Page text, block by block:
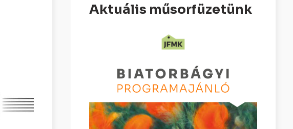
Aktuális műsorfüzetünk